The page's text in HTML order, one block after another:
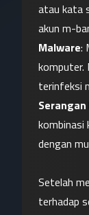
atau kata
akun m-
Malware:
komputer.
terinfeksi
kombinasi
dengan
Setelah
terhadap